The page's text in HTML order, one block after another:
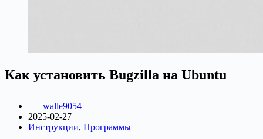
Как установить Bugzilla на Ubuntu
walle9054
2025-02-27
Инструкции, Программы